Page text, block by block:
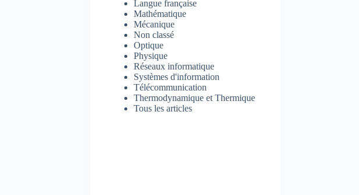
Langue française
Mathématique
Mécanique
Non classé
Optique
Physique
Réseaux informatique
Systèmes d'information
Télécommunication
Thermodynamique et Thermique
Tous les articles